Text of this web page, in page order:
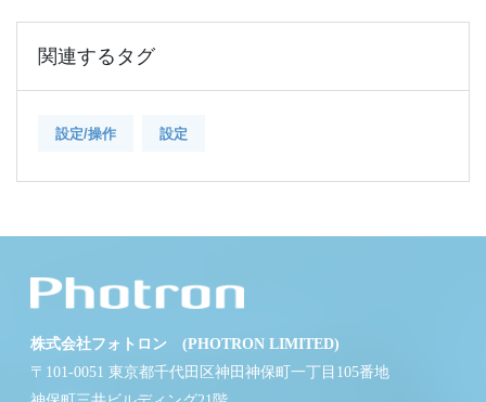
関連するタグ
設定/操作 設定
株式会社フォトロン (PHOTRON LIMITED)
〒101-0051 東京都千代田区神田神保町一丁目105番地